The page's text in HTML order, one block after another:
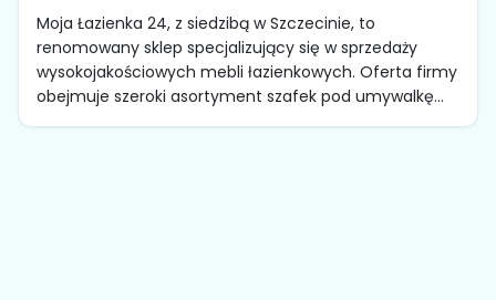
Moja Łazienka 24, z siedzibą w Szczecinie, to
renomowany sklep specjalizujący się w sprzedaży
wysokojakościowych mebli łazienkowych. Oferta firmy
obejmuje szeroki asortyment szafek pod umywalkę...